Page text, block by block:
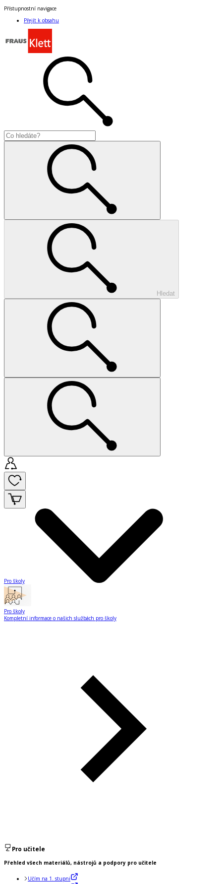
Přístupnostní navigace
Přejít k obsahu
Hledat
Pro školy
Pro školy
Kompletní informace o našich službách pro školy
Pro učitele
Přehled všech materiálů, nástrojů a podpory pro učitele
Učím na 1. stupni